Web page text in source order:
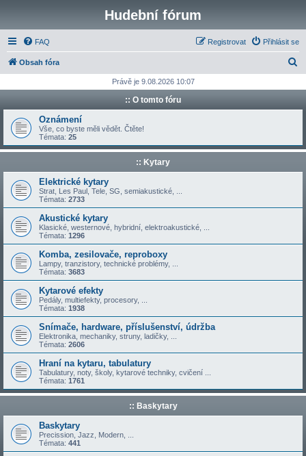
Hudební fórum
FAQ Přihlásit se
Registrovat
Obsah fóra
d
t
Právě je 9.08.2026 10:07
:: O tomto fóru
Oznámení
Vše, co byste měli vědět. Čtěte!
Témata: 25
:: Kytary
Elektrické kytary
Strat, Les Paul, Tele, SG, semiakustické, ...
Témata: 2733
Akustické kytary
Klasické, westernové, hybridní, elektroakustické, ...
Témata: 1296
Komba, zesilovače, reproboxy
Lampy, tranzistory, technické problémy, ...
Témata: 3683
Kytarové efekty
Pedály, multiefekty, procesory, ...
Témata: 1938
Snímače, hardware, příslušenství, údržba
Elektronika, mechaniky, struny, ladičky, ...
Témata: 2606
Hraní na kytaru, tabulatury
Tabulatury, noty, školy, kytarové techniky, cvičení ...
Témata: 1761
:: Baskytary
Baskytary
Precission, Jazz, Modern, ...
Témata: 441